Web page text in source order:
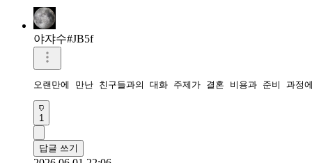
야쟈수#JB5f
오랜만에 만난 친구들과의 대화 주제가 결혼 비용과 준비 과
1
답글 쓰기